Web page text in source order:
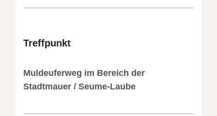
Treffpunkt
Muldeuferweg im Bereich der
Stadtmauer / Seume-Laube